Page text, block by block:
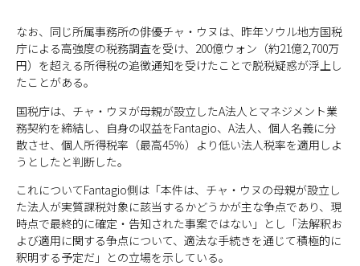
なお、同じ所属事務所の俳優チャ・ウヌは、昨年ソウル地方国税
庁による高強度の税務調査を受け、200億ウォン（約21億2,700万
円）を超える所得税の追徴通知を受けたことで脱税疑惑が浮上し
たことがある。
国税庁は、チャ・ウヌが母親が設立したA法人とマネジメント業
務契約を締結し、自身の収益をFantagio、A法人、個人名義に分
散させ、個人所得税率（最高45％）より低い法人税率を適用しよ
うとしたと判断した。
これについてFantagio側は「本件は、チャ・ウヌの母親が設立し
た法人が実質課税対象に該当するかどうかが主な争点であり、現
時点で最終的に確定・告知された事案ではない」とし「法解釈お
よび適用に関する争点について、適法な手続きを通じて積極的に
釈明する予定だ」との立場を示している。